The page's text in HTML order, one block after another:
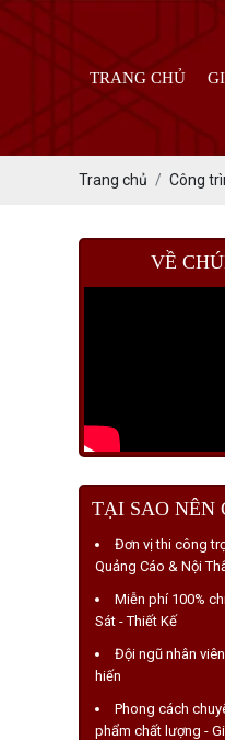
TRANG CHỦ
Trang chủ Công
VỀ
TẠI SAO NÊN
Đơn vị thi công
Quảng Cáo & Nội
Miễn phí 100%
Sát - Thiết Kế
Đội ngũ nhân
hiến
Phong cách
phẩm chất lượng -